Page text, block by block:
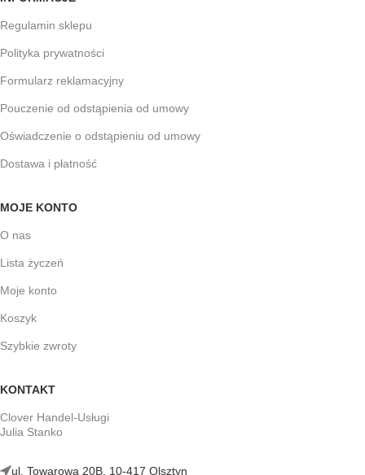
Regulamin sklepu
Polityka prywatności
Formularz reklamacyjny
Pouczenie od odstąpienia od umowy
Oświadczenie o odstąpieniu od umowy
Dostawa i płatność
MOJE KONTO
O nas
Lista życzeń
Moje konto
Koszyk
Szybkie zwroty
KONTAKT
Clover Handel-Usługi
Julia Stanko
ul. Towarowa 20B, 10-417 Olsztyn